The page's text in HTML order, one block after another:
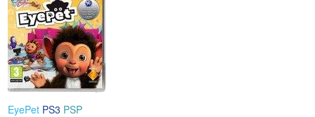
EyePet PS3 PSP